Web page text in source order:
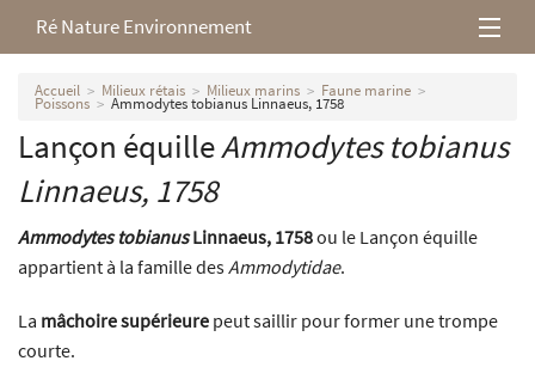
Ré Nature Environnement
L’association
Milieux rétais
Nos parutions
Accueil Milieux rétais Milieux marins Faune marine
Poissons Ammodytes tobianus Linnaeus, 1758
Lançon équilleAmmodytes tobianus
Linnaeus, 1758
Ammodytes tobianusLinnaeus, 1758ou le Lançon équille
appartient à la famille desAmmodytidae.
La mâchoire supérieure peut saillir pour former une trompe
courte.